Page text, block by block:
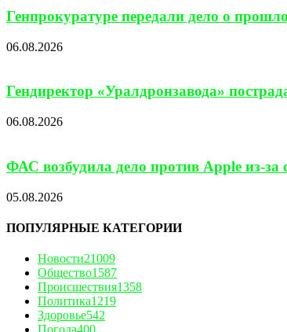
Генпрокуратуре передали дело о
06.08.2026
Гендиректор «Уралдронзавода»
06.08.2026
ФАС возбудила дело против Apple из-за
05.08.2026
ПОПУЛЯРНЫЕ КАТЕГОРИИ
Новости21009
Общество1587
Происшествия1358
Политика1219
Здоровье542
Погода400